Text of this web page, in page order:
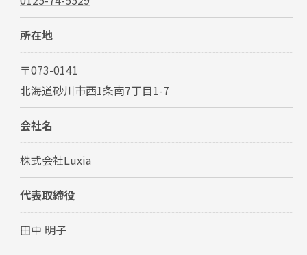
所在地
〒073-0141
北海道砂川市西1条南7丁目1-7
会社名
株式会社Luxia
代表取締役
田中 明子